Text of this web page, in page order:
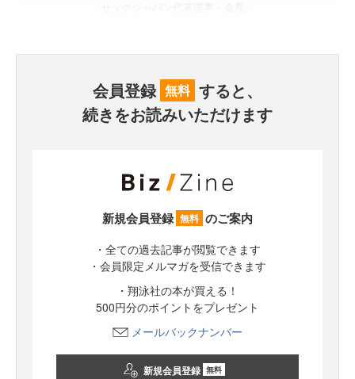
会員登録 無料 すると、
続きをお読みいただけます
新規会員登録 無料 のご案内
・全ての過去記事が閲覧できます
・会員限定メルマガを受信できます
・翔泳社の本が買える！
500円分のポイントをプレゼント
メールバックナンバー
新規会員登録 無料